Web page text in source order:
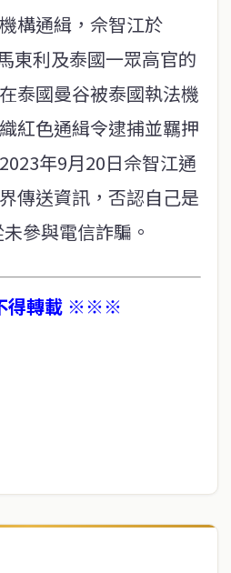
構通緝，佘智江於
東利及泰國一眾高官的
泰國曼谷被泰國執法機
紅色通緝令逮捕並羈押
年9月20日佘智江通
傳送資訊，否認自己是
參與電信詐騙。
得轉載 ※※※